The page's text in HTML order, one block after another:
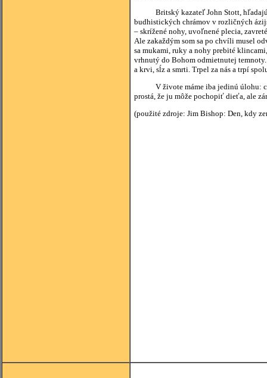
Britský kazateľ John Stott, hľadajúci
budhistických chrámov v rozličných
– skrížené nohy, uvoľnené plecia,
Ale zakaždým som sa po chvíli musel
sa mukami, ruky a nohy prebité
vrhnutý do Bohom odmietnutej
a krvi, sĺz a smrti. Trpel za nás a trpí
V živote máme iba jedinú úlohu:
prostá, že ju môže pochopiť dieťa, ale
(použité zdroje: Jim Bishop: Den, kdy